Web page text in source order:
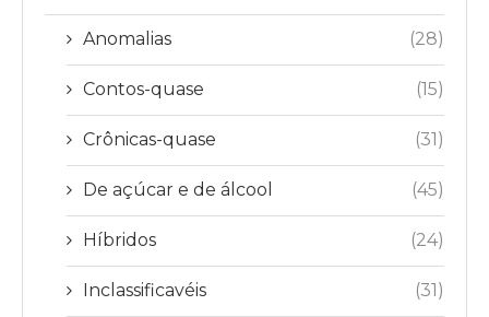
Anomalias (28)
Contos-quase (15)
Crônicas-quase (31)
De açúcar e de álcool (45)
Híbridos (24)
Inclassificavéis (31)